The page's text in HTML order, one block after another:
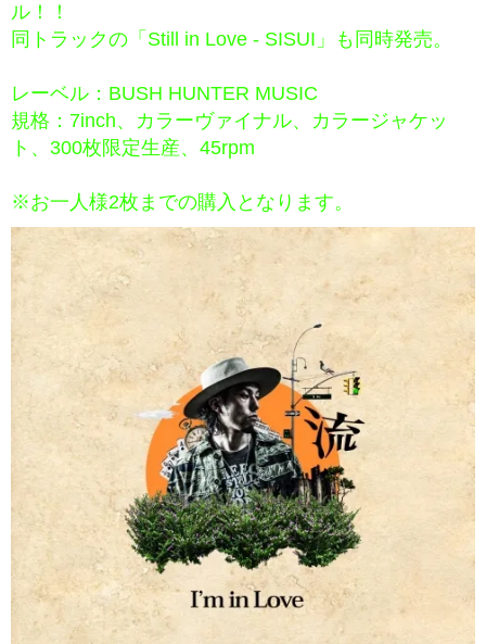
ル！！
同トラックの「Still in Love - SISUI」も同時発売。
レーベル：BUSH HUNTER MUSIC
規格：7inch、カラーヴァイナル、カラージャケッ
ト、300枚限定生産、45rpm
※お一人様2枚までの購入となります。